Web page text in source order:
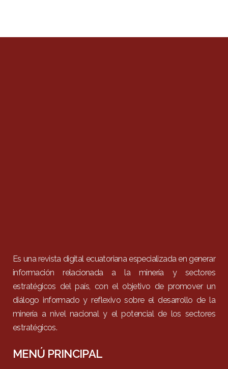
Es una revista digital ecuatoriana especializada en generar
información relacionada a la minería y sectores
estratégicos del país, con el objetivo de promover un
diálogo informado y reflexivo sobre el desarrollo de la
minería a nivel nacional y el potencial de los sectores
estratégicos.
MENÚ PRINCIPAL